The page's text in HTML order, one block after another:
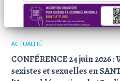
ACTUALITÉ
CONFÉRENCE 24 juin 2026 :
sexistes et sexuelles en